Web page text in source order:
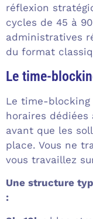
réflexion
cycles de 45 à
administratives
du format
Le time-
Le time-blocking
horaires
avant que les
place. Vous ne
vous travaillez
Une structure
: